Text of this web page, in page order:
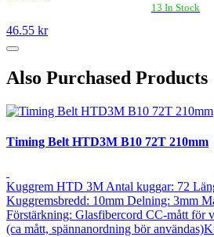
13 In Stock
46.55 kr
Also Purchased Products
Timing Belt HTD3M B10 72T 210mm
Kuggrem HTD 3M Antal kuggar: 72
Kuggremsbredd: 10mm Delning: 3mm
Förstärkning: Glasfibercord CC-mått för
(ca mått, spännanordning bör